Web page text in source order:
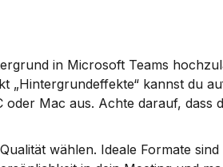
in Microsoft Teams
kannst du
Mac aus. Achte darauf, dass
wählen. Ideale Formate